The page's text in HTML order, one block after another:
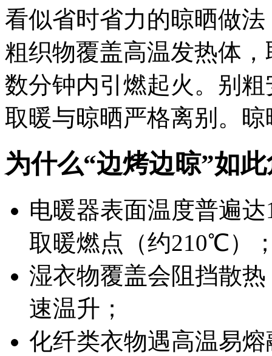
看似省时省力的晾晒做
粗织物覆盖高温发热体
数分钟内引燃起火。别粗
取暖与晾晒严格离别。晾
为什么“边烤边晾”如
电暖器表面温度普遍达
取暖燃点（约210℃）
湿衣物覆盖会阻挡散
速温升；
化纤类衣物遇高温易